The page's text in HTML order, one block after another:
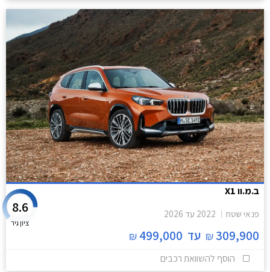
ב.מ.וו X1
פנאי שטח 2022 עד 2026
309,900
₪ עד 499,000
₪
8.6
ציון גיר
הוסף להשוואת רכבים